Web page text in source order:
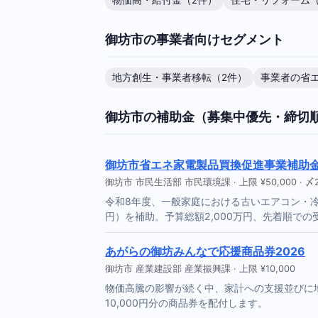
御坊市の事業者向けセグメント
地方創生・事業者移転（2件） 事業者の省
御坊市の補助金（募集中優先・締切
御坊市省エネ家電製品買換促進事業補助
御坊市 市民生活部 市民環境課 · 上限 ¥50,000 ·
令和8年度、一般家庭における古いエアコン・
円）を補助。予算総額2,000万円、先着順での
あがらの御坊みんなで応援商品券2026
御坊市 産業建設部 産業振興課 · 上限 ¥10,000
物価高騰の影響が続く中、家計への支援並び
10,000円分の商品券を配付します。